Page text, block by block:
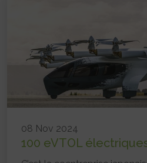
08 Nov 2024
100 eVTOL